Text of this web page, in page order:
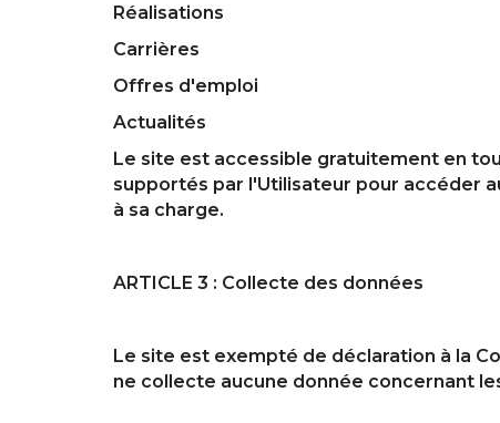
Réalisations
Carrières
Offres d'emploi
Actualités
Le site est accessible gratuitement en
supportés par l'Utilisateur pour accéder
à sa charge.
ARTICLE 3 : Collecte des données
Le site est exempté de déclaration à la
ne collecte aucune donnée concernant